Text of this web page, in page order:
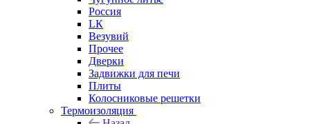
Россия
LК
Везувий
Прочее
Дверки
Задвижки для печи
Плиты
Колосниковые решетки
Термоизоляция